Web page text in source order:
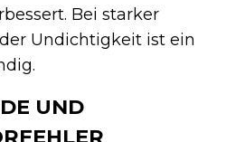
Bei starker
Undichtigkeit ist ein
UND